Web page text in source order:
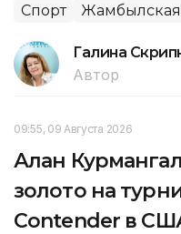
Спорт Жамбылская
Галина
Автор
09:55, 09 Августа 2026
Алан
золото на
Contender в